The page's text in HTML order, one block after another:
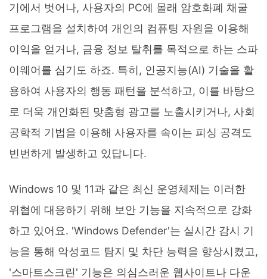
기에서 벗어나, 사용자의 PC에 몰래 암호화폐 채굴
프로그램을 설치하여 개인의 컴퓨팅 자원을 이용해
이익을 얻거나, 금융 정보 탈취를 목적으로 하는 스파
이웨어를 심기도 하죠. 특히, 인공지능(AI) 기술을 활
용하여 사용자의 행동 패턴을 분석하고, 이를 바탕으
로 더욱 개인화된 맞춤형 광고를 노출시키거나, 사회
공학적 기법을 이용해 사용자를 속이는 피싱 공격도
빈번하게 발생하고 있답니다.
Windows 10 및 11과 같은 최신 운영체제는 이러한
위협에 대응하기 위해 보안 기능을 지속적으로 강화
하고 있어요. 'Windows Defender'는 실시간 감시 기
능을 통해 악성코드 탐지 및 차단 능력을 향상시켰고,
'스마트스크린' 기능은 의심스러운 웹사이트나 다운